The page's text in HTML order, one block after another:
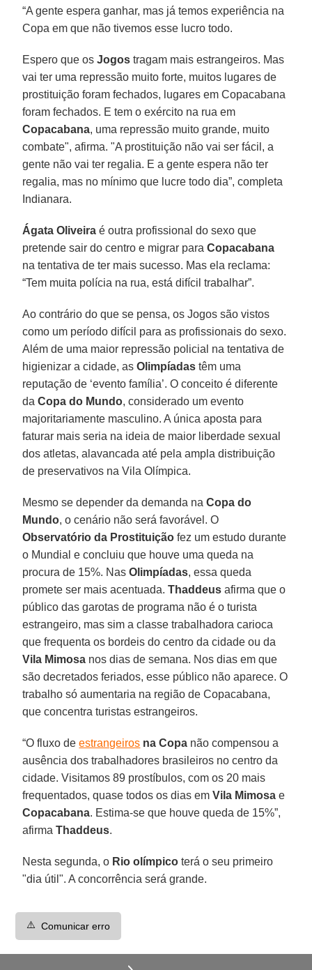
“A gente espera ganhar, mas já temos experiência na
Copa em que não tivemos esse lucro todo.
Espero que osJogos tragam mais estrangeiros. Mas
vai ter uma repressão muito forte, muitos lugares de
prostituição foram fechados, lugares em Copacabana
foram fechados. E tem o exército na rua em
Copacabana, uma repressão muito grande, muito
combate", afirma. "A prostituição não vai ser fácil, a
gente não vai ter regalia. E a gente espera não ter
regalia, mas no mínimo que lucre todo dia”, completa
Indianara.
Ágata Oliveira é outra profissional do sexo que
pretende sair do centro e migrar paraCopacabana
na tentativa de ter mais sucesso. Mas ela reclama:
“Tem muita polícia na rua, está difícil trabalhar”.
Ao contrário do que se pensa, os Jogos são vistos
como um período difícil para as profissionais do sexo.
Além de uma maior repressão policial na tentativa de
higienizar a cidade, asOlimpíadas têm uma
reputação de ‘evento família’. O conceito é diferente
daCopa do Mundo, considerado um evento
majoritariamente masculino. A única aposta para
faturar mais seria na ideia de maior liberdade sexual
dos atletas, alavancada até pela ampla distribuição
de preservativos na Vila Olímpica.
Mesmo se depender da demanda naCopa do
Mundo, o cenário não será favorável. O
Observatório da Prostituição fez um estudo durante
o Mundial e concluiu que houve uma queda na
procura de 15%. NasOlimpíadas, essa queda
promete ser mais acentuada.Thaddeus afirma que o
público das garotas de programa não é o turista
estrangeiro, mas sim a classe trabalhadora carioca
que frequenta os bordeis do centro da cidade ou da
Vila Mimosa nos dias de semana. Nos dias em que
são decretados feriados, esse público não aparece. O
trabalho só aumentaria na região de Copacabana,
que concentra turistas estrangeiros.
“O fluxo deestrangeiros na Copa não compensou a
ausência dos trabalhadores brasileiros no centro da
cidade. Visitamos 89 prostíbulos, com os 20 mais
frequentados, quase todos os dias emVila Mimosa e
Copacabana. Estima-se que houve queda de 15%”,
afirmaThaddeus.
Nesta segunda, o Rio olímpico terá o seu primeiro
"dia útil". A concorrência será grande.
⚠️ Comunicar erro